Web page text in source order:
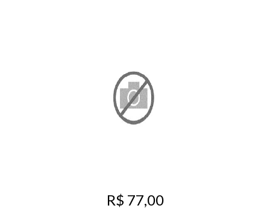
R$ 77,00